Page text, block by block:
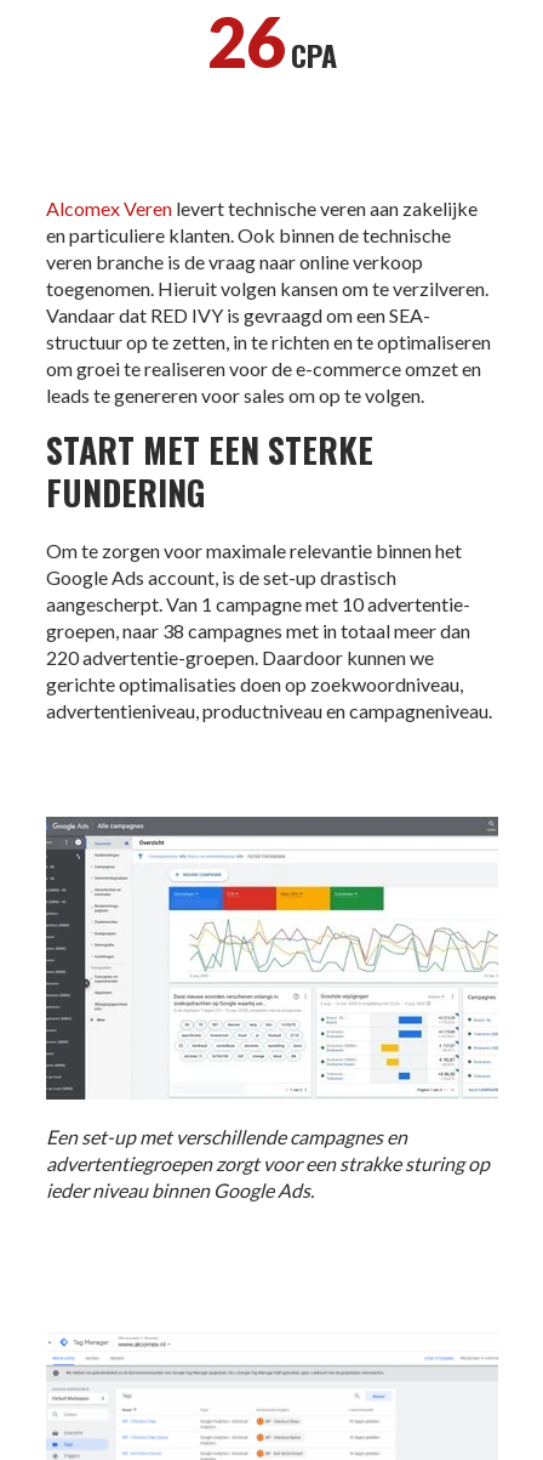
26CPA
Alcomex Verenlevert technische veren aan zakelijke
en particuliere klanten. Ook binnen de technische
veren branche is de vraag naar online verkoop
toegenomen. Hieruit volgen kansen om te verzilveren.
Vandaar dat RED IVY is gevraagd om een SEA-
structuur op te zetten, in te richten en te optimaliseren
om groei te realiseren voor de e-commerce omzet en
leads te genereren voor sales om op te volgen.
START MET EEN STERKE
FUNDERING
Om te zorgen voor maximale relevantie binnen het
Google Ads account, is de set-up drastisch
aangescherpt. Van 1 campagne met 10 advertentie-
groepen, naar 38 campagnes met in totaal meer dan
220 advertentie-groepen. Daardoor kunnen we
gerichte optimalisaties doen op zoekwoordniveau,
advertentieniveau, productniveau en campagneniveau.
Een set-up met verschillende campagnes en
advertentiegroepen zorgt voor een strakke sturing op
ieder niveau binnen Google Ads.